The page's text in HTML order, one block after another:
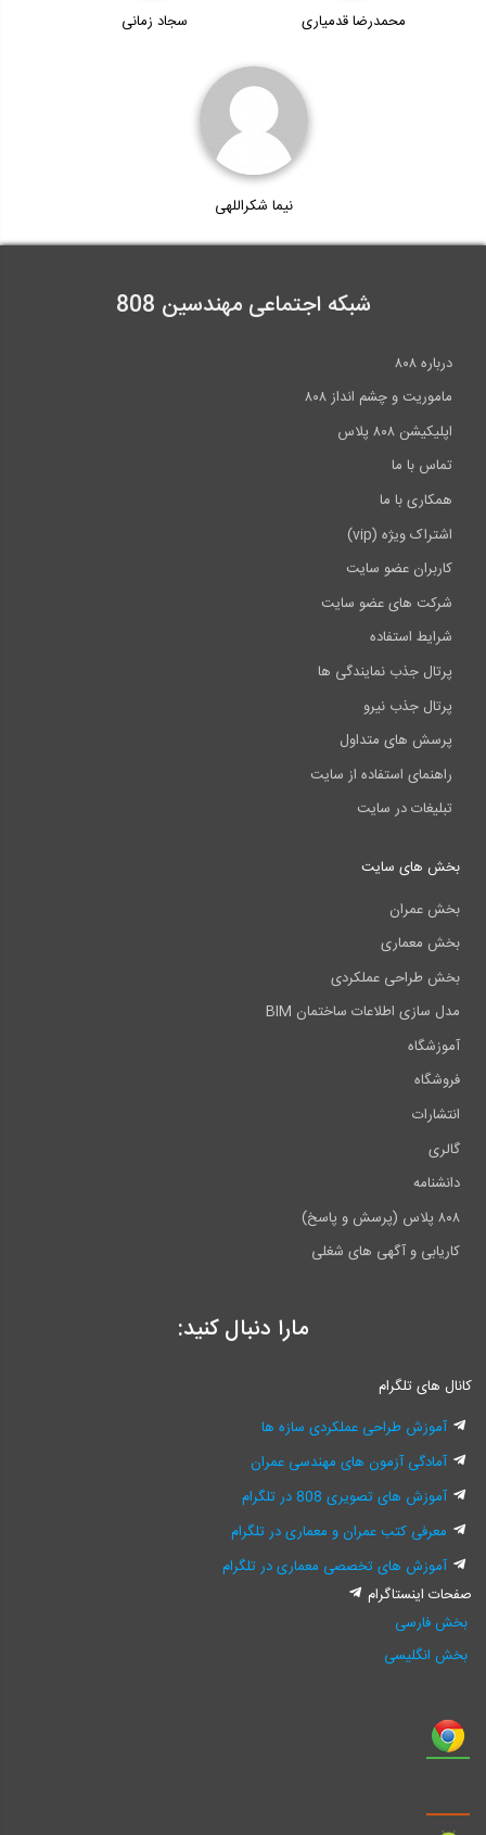
محمدرضا قدمیاری سجاد زمانی
نیما شکراللهی
شبکه اجتماعی مهندسین 808
درباره ۸۰۸
ماموریت و چشم انداز ۸۰۸
اپلیکیشن ۸۰۸ پلاس
تماس با ما
همکاری با ما
اشتراک ویژه (vip)
کاربران عضو سایت
شرکت های عضو سایت
شرایط استفاده
پرتال جذب نمایندگی ها
پرتال جذب نیرو
پرسش های متداول
راهنمای استفاده از سایت
تبلیغات در سایت
بخش های سایت
بخش عمران
بخش معماری
بخش طراحی عملکردی
مدل سازی اطلاعات ساختمان BIM
آموزشگاه
فروشگاه
انتشارات
گالری
دانشنامه
۸۰۸ پلاس (پرسش و پاسخ)
کاریابی و آگهی های شغلی
مارا دنبال کنید:
کانال های تلگرام
آموزش طراحی عملکردی سازه ها
آمادگی آزمون های مهندسی عمران
آموزش های تصویری 808 در تلگرام
معرفی کتب عمران و معماری در تلگرام
آموزش های تخصصی معماری در تلگرام
صفحات اینستاگرام
بخش فارسی
بخش انگلیسی